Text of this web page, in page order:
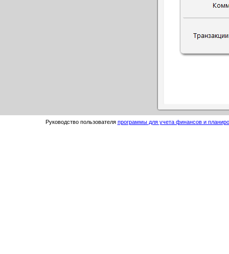
Руководство пользователя программы для учета финансов и